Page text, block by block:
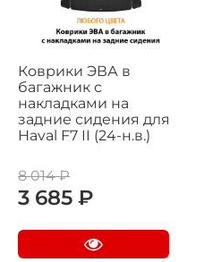
Коврики ЭВА в
багажник с
накладками на
задние сидения для
Haval F7 II (24-н.в.)
8 014 ₽
3 685 ₽